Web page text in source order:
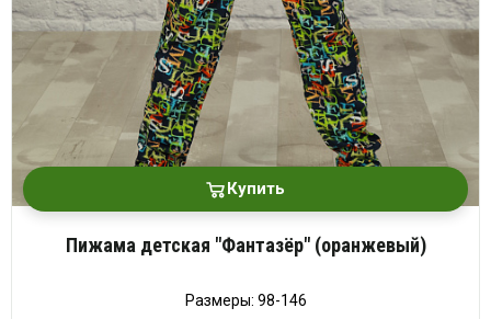
Купить
Пижама детская "Фантазёр" (оранжевый)
Размеры: 98-146